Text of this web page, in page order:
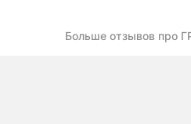
Больше отзывов про